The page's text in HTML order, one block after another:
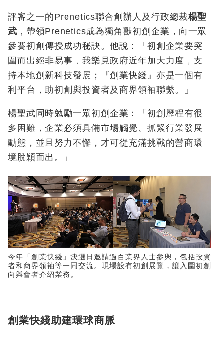
評審之一的Prenetics聯合創辦人及行政總裁楊聖
武， 帶領Prenetics成為獨角獸初創企業，向一眾
參賽初創傳授成功秘訣。他說：「初創企業要突
圍而出絕非易事，我樂見政府近年加大力度，支
持本地創新科技發展；『創業快綫』亦是一個有
利平台，助初創與投資者及商界領袖聯繫。」
楊聖武同時勉勵一眾初創企業：「初創歷程有很
多困難，企業必須具備市場觸覺、抓緊行業發展
動態，並且努力不懈，才可從充滿挑戰的營商環
境脫穎而出。」
今年「創業快綫」決選日邀請過百業界人士參與，包括投資
者和商界領袖等一同交流。現場設有初創展覽，讓入圍初創
向與會者介紹業務。
創業快綫助建環球商脈